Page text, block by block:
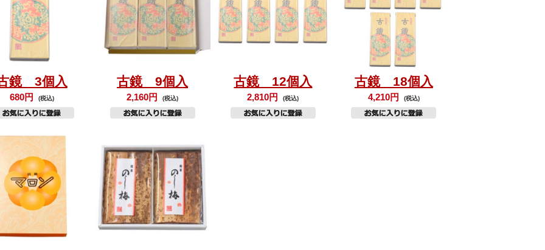
鏡 3個入
680円 (税込)
古鏡 9個入
2,160円 (税込)
古鏡 12個入
2,810円 (税込)
古鏡 18個入
4,210円 (税込)